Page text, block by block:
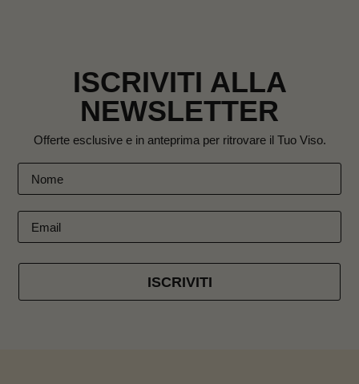
ISCRIVITI ALLA
NEWSLETTER
Offerte esclusive e in anteprima per ritrovare il Tuo Viso.
ISCRIVITI